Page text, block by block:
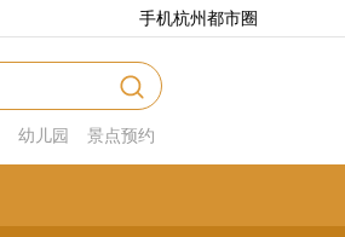
手机杭州都市圈
幼儿园 景点预约